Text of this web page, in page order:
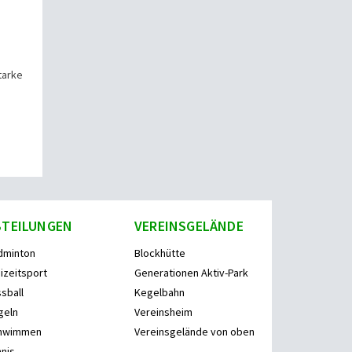
VEREINSGELÄNDE
Blockhütte
Generationen Aktiv-Park
Kegelbahn
Vereinsheim
Vereinsgelände von oben